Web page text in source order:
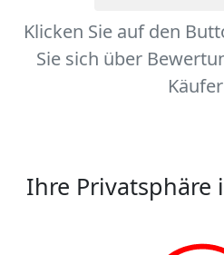
Klicken Sie auf den
Sie sich über
Ihre Privatsphäre